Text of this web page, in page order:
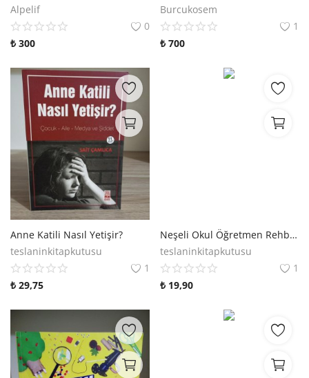
Kitaplığım
Destek Merkezi
Mağazalar
Blog
İletişim
TRY (₺)
Alpelif
0
₺ 300
Burcukosem
1
₺700
Anne Katili Nasıl Yetişir?
teslaninkitapkutusu
1
₺ 29,75
Neşeli Okul Öğretmen Rehber Kitabı
teslaninkitapkutusu
1
₺19,90